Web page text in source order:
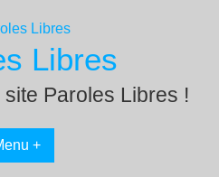
Libres
Paroles Libres !
+